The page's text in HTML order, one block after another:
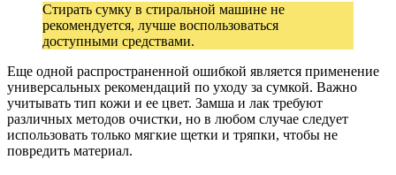
Стирать сумку в стиральной машине не
рекомендуется, лучше воспользоваться
доступными средствами.
Еще одной распространенной ошибкой является применение
универсальных рекомендаций по уходу за сумкой. Важно
учитывать тип кожи и ее цвет. Замша и лак требуют
различных методов очистки, но в любом случае следует
использовать только мягкие щетки и тряпки, чтобы не
повредить материал.